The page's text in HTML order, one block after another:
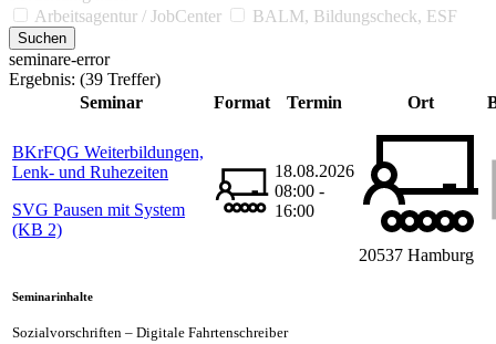
Arbeitsagentur / JobCenter
BALM, Bildungscheck, ESF
seminare-error
Ergebnis: (39 Treffer)
Seminar
Format Termin Ort
BKrFQG Weiterbildungen,
Lenk- und Ruhezeiten
SVG Pausen mit System
(KB 2)
18.08.2026
08:00 -
16:00
20537 Hamburg
Seminarinhalte
Sozialvorschriften – Digitale Fahrtenschreiber